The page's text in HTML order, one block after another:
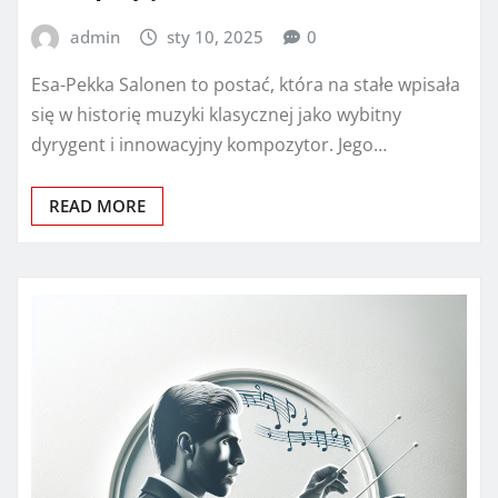
admin sty 10, 2025 0
Esa-Pekka Salonen to postać, która na stałe wpisała
się w historię muzyki klasycznej jako wybitny
dyrygent i innowacyjny kompozytor. Jego…
READ MORE